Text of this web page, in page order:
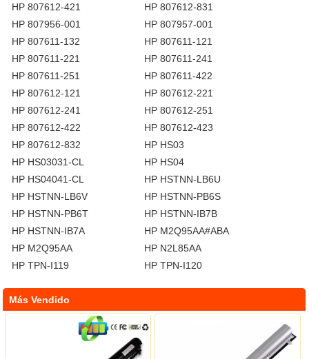
HP 807612-421
HP 807612-831
HP 807956-001
HP 807957-001
HP 807611-132
HP 807611-121
HP 807611-221
HP 807611-241
HP 807611-251
HP 807611-422
HP 807612-121
HP 807612-221
HP 807612-241
HP 807612-251
HP 807612-422
HP 807612-423
HP 807612-832
HP HS03
HP HS03031-CL
HP HS04
HP HS04041-CL
HP HSTNN-LB6U
HP HSTNN-LB6V
HP HSTNN-PB6S
HP HSTNN-PB6T
HP HSTNN-IB7B
HP HSTNN-IB7A
HP M2Q95AA#ABA
HP M2Q95AA
HP N2L85AA
HP TPN-I119
HP TPN-I120
Más Vendido